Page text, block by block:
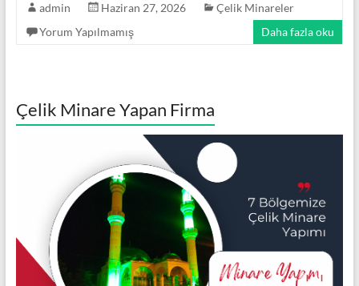
admin Haziran 27, 2026
Çelik Minareler
Yorum Yapılmamış
Daha fazla oku
Çelik Minare Yapan Firma